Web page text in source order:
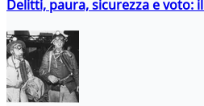
Delitti, paura, sicurezza e voto: